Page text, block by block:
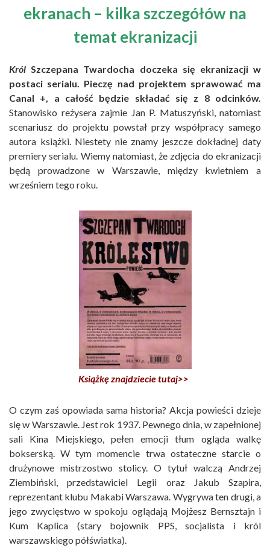
ekranach – kilka szczegółów na
temat ekranizacji
Król Szczepana Twardocha doczeka się ekranizacji w
postaci serialu. Pieczę nad projektem sprawować ma
Canal +, a całość będzie składać się z 8 odcinków.
Stanowisko reżysera zajmie Jan P. Matuszyński, natomiast
scenariusz do projektu powstał przy współpracy samego
autora książki. Niestety nie znamy jeszcze dokładnej daty
premiery serialu. Wiemy natomiast, że zdjęcia do ekranizacji
będą prowadzone w Warszawie, między kwietniem a
wrześniem tego roku.
Książkę znajdziecie tutaj>>
O czym zaś opowiada sama historia? Akcja powieści dzieje
się w Warszawie. Jest rok 1937. Pewnego dnia, w zapełnionej
sali Kina Miejskiego, pełen emocji tłum ogląda walkę
bokserską. W tym momencie trwa ostateczne starcie o
drużynowe mistrzostwo stolicy. O tytuł walczą Andrzej
Ziembiński, przedstawiciel Legii oraz Jakub Szapira,
reprezentant klubu Makabi Warszawa. Wygrywa ten drugi, a
jego zwycięstwo w spokoju oglądają Mojżesz Bernsztajn i
Kum Kaplica (stary bojownik PPS, socjalista i król
warszawskiego półświatka).